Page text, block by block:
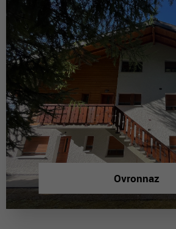
Ovronnaz